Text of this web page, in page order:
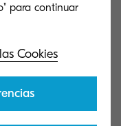
para continuar
Cookies